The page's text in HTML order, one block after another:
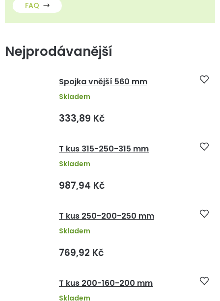
FAQ
Nejprodávanější
Spojka vnější 560 mm
333,89 Kč
Skladem
T kus 315-250-315 mm
987,94 Kč
Skladem
T kus 250-200-250 mm
769,92 Kč
Skladem
T kus 200-160-200 mm
Skladem